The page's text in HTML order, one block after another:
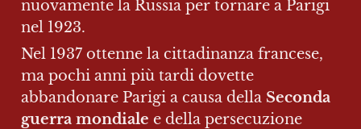
nuovamente la Russia per tornare a Parigi
nel 1923.
Nel 1937 ottenne la cittadinanza francese,
ma pochi anni più tardi dovette
abbandonare Parigi a causa della Seconda
guerra mondiale e della persecuzione